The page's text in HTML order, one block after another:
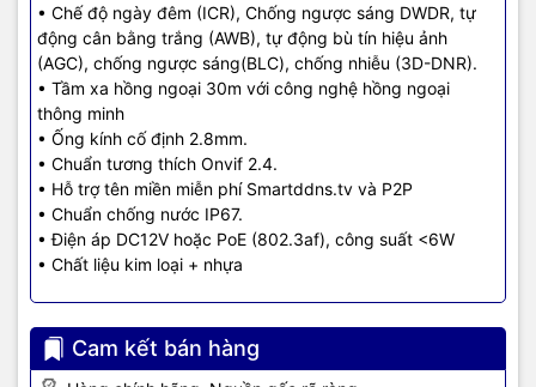
• Chế độ ngày đêm (ICR), Chống ngược sáng DWDR, tự
động cân bằng trắng (AWB), tự động bù tín hiệu ảnh
(AGC), chống ngược sáng(BLC), chống nhiễu (3D-DNR).
• Tầm xa hồng ngoại 30m với công nghệ hồng ngoại
thông minh
• Ống kính cố định 2.8mm.
• Chuẩn tương thích Onvif 2.4.
• Hỗ trợ tên miền miễn phí Smartddns.tv và P2P
• Chuẩn chống nước IP67.
• Điện áp DC12V hoặc PoE (802.3af), công suất <6W
• Chất liệu kim loại + nhựa
Cam kết bán hàng